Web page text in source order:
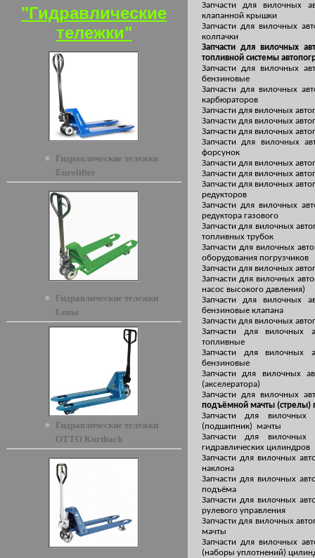
"Гидравлические
тележки"
Гидравлические тележки
Eurolifter
Гидравлические тележки
Lema
Гидравлические тележки
OTTO Kurtbach
Запчасти для вилочных
клапанной крышки
Запчасти для вилочных
колпачки
Запчасти для вилочных
топливной системы
Запчасти для вилочных
бензиновые
Запчасти для вилочных
карбюраторов
Запчасти для вилочных
Запчасти для вилочных
Запчасти для вилочных
Запчасти для вилочных
форсунок
Запчасти для вилочных
Запчасти для вилочных
Запчасти для вилочных
редукторов
Запчасти для вилочных
редуктора газового
Запчасти для вилочных
топливных трубок
Запчасти для вилочных
оборудования погрузчиков
Запчасти для вилочных
Запчасти для вилочных
насос высокого давления)
Запчасти для вилочных
бензиновые клапана
Запчасти для вилочных
Запчасти для вилочных
топливные
Запчасти для вилочных
бензиновые
Запчасти для вилочных
(акселератора)
Запчасти для вилочных
подъёмной мачты (стрелы)
Запчасти для
(подшипник) мачты
Запчасти для
гидравлических цилиндров
Запчасти для вилочных
наклона
Запчасти для вилочных
подъёма
Запчасти для вилочных
рулевого управления
Запчасти для вилочных
мачты
Запчасти для вилочных
(наборы уплотнений)